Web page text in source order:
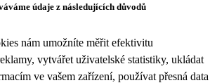
údaje z následujících důvodů
nám umožníte měřit efektivitu
vytvářet uživatelské statistiky, ukládat
ve vašem zařízení, používat přesná data